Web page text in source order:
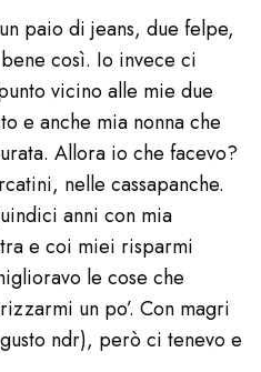
paio di jeans, due felpe,
così. Io invece ci
vicino alle mie due
e anche mia nonna che
Allora io che facevo?
nelle cassapanche.
anni con mia
e coi miei risparmi
le cose che
un po’. Con magri
ndr), però ci tenevo e